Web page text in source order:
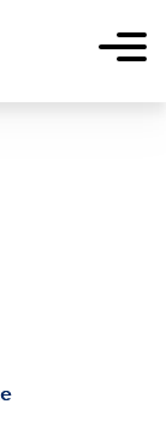
di carta adatta